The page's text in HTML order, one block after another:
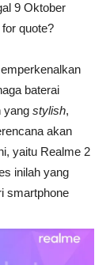
9 Oktober
for quote?
baterai
yang stylish,
akan
yaitu Realme 2
inilah yang
smartphone